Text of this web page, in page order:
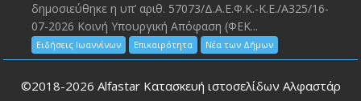
δημοσιεύθηκε η υπ’ αριθ. 57073/Δ.Α.Ε.Φ.Κ.-Κ.Ε./Α325/16-
07-2026 Κοινή Υπουργική Απόφαση (ΦΕΚ...
Ειδήσεις Ιωαννίνων Επικαιρότητα Νέα των Δήμων
©2018-2026 Alfastar Κατασκευή ιστοσελίδων Αλφαστάρ